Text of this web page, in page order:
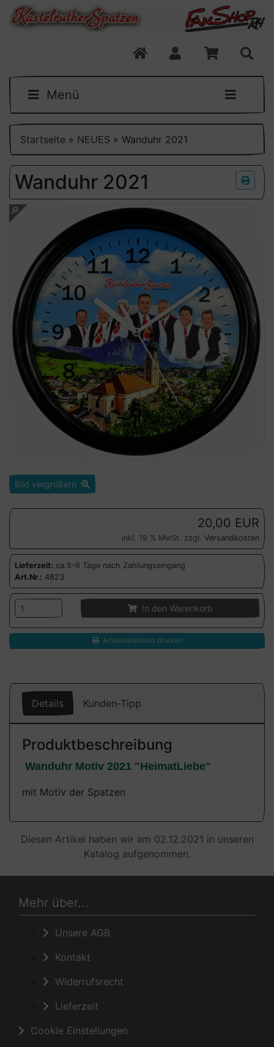
Menü
Startseite » NEUES » Wanduhr 2021
Wanduhr 2021
Bild vergrößern
20,00 EUR
inkl. 19 % MwSt. zzgl. Versandkosten
Lieferzeit: ca.5-6 Tage nach Zahlungseingang
Art.Nr.: 4823
In den Warenkorb
Artikeldatenblatt drucken
Details Kunden-Tipp
Produktbeschreibung
Wanduhr Motiv 2021 "HeimatLiebe"
mit Motiv der Spatzen
Diesen Artikel haben wir am 02.12.2021 in unseren
Katalog aufgenommen.
Mehr über...
Unsere AGB
Kontakt
Widerrufsrecht
Lieferzeit
Cookie Einstellungen